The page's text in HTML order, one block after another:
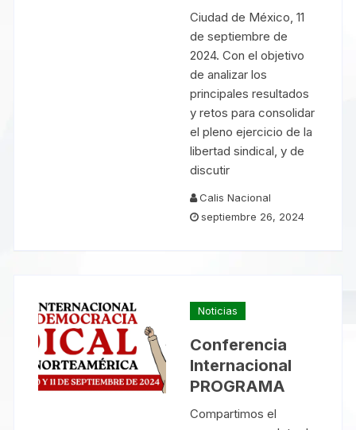
Ciudad de México, 11
de septiembre de
2024. Con el objetivo
de analizar los
principales resultados
y retos para consolidar
el pleno ejercicio de la
libertad sindical, y de
discutir
Calis Nacional
septiembre 26, 2024
Noticias
Conferencia
Internacional
PROGRAMA
Compartimos el